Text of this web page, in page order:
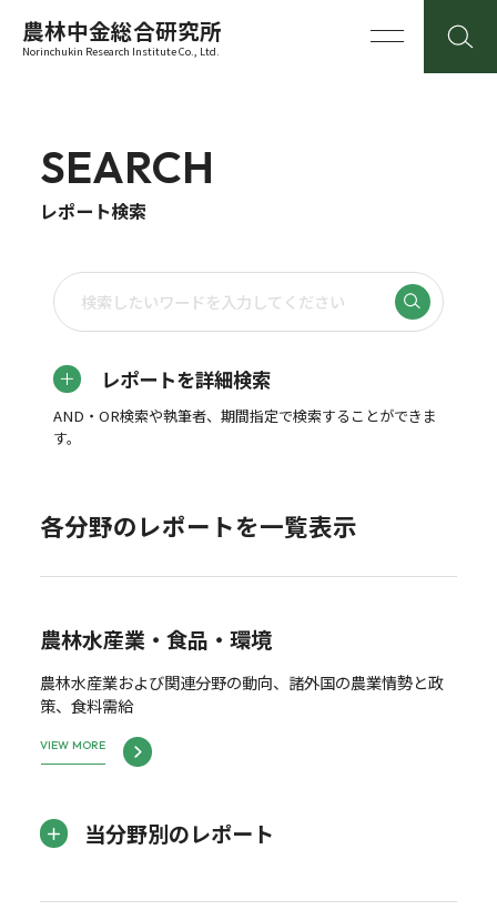
農林中金総合研究所
Norinchukin Research Institute Co., Ltd.
SEARCH
レポート検索
レポートを詳細検索
AND・OR検索や執筆者、期間指定で検索することができま
す。
各分野のレポートを一覧表示
農林水産業・食品・環境
農林水産業および関連分野の動向、諸外国の農業情勢と政
策、食料需給
VIEW MORE
当分野別のレポート